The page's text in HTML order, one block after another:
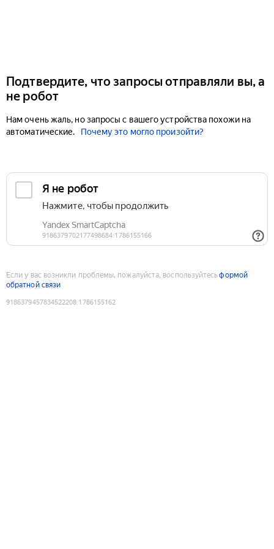
Подтвердите, что запросы отправляли вы, а
не робот
Нам очень жаль, но запросы с вашего устройства похожи на
автоматические.
Почему это могло произойти?
Если у вас возникли проблемы, пожалуйста, воспользуйтесьформой
обратной связи
9186379457834522208:1786155162